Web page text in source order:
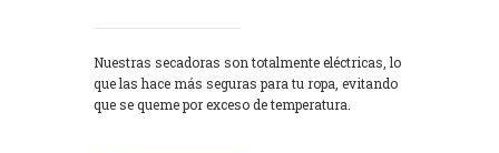
Nuestras secadoras son totalmente eléctricas, lo
que las hace más seguras para tu ropa, evitando
que se queme por exceso de temperatura.